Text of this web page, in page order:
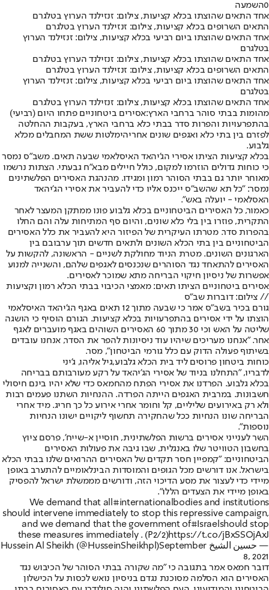
0השמעה
אחד התאים שהוצתו בכלא קציעות, צילום: זנזילנד הערוץ בטלגרם
התאים השרופים בכלא קציעות, צילום: זנזילנד הערוץ בטלגרם
אחד התאים שהוצתו ביום רביעי בכלא קציעות, צילום: זנזילנד הערוץ
בטלגרם
אחד התאים שהוצתו בכלא קציעות, צילום: זנזילנד הערוץ בטלגרם
התאים השרופים בכלא קציעות, צילום: זנזילנד הערוץ בטלגרם
אחד התאים שהוצתו ביום רביעי בכלא קציעות, צילום: זנזילנד הערוץ
בטלגרם
אחד התאים שהוצתו בכלא קציעות, צילום: זנזילנד הערוץ בטלגרם
מהומות בבתי סוהר ברחבי הארץ:אסירים ביטחוניים פתחו היום (רביעי)
בהתפרעויות והפרות סדר בבתי כלא ברחבי הארץ, בעקבות ההחלטה
לפזרם בין בתי כלא ואגפים שונים אחריהימלטות ששת המחבלים מכלא
גלבוע.
בכלא קציעות הציתו אסירי הג'יהאד האיסלאמי שבעה תאים. משב"ס נמסר
כי כוחות גדולים הוזרמו למקום, כולל חיילים מבא"ח גבעתי. הצתות נרשמו
מאוחר יותר גם בבתי הסוהר רמון ומגידו. מהנהגת האסירים הפלשתינים
נמסר: "כל תא שהשב"ס ייכנס אליו כדי להעביר את אסירי הג'יהאד
האסלאמי - יועלה באש".
כאמור, כל האסירים הביטחוניים בכלא גלבוע פונו ממתקן המעצר לאחר
התקרית, פוזרו בין בלי כלא שונים, והיום סף המתיחות עלה והם החלו
בהפרות סדר. מטרתו העיקרית של הפיזור היא להעביר את כלל האסירים
הביטחוניים בין בתי הכלא השונים ולתאים חדשים תוך ערבובם בין
הארגונים השונים. מטרת הניוד מחולקת לשניים - הראשונה, להקשות על
האסירים להתאחד נגד הסוהרים שנכנסים לאגפים שלהם, והשנייה למנוע
אפשרות של ניסיון חיקוי הבריחה מתא שמוכר לאסירים.
אסירים ביטחוניים הציתו תאים: מאמצי הכיבוי בבתי הכלא רמון וקציעות
// צילום: דוברות שב"ס
גורם בכיר בשב"ס אמר כי שבעה מתוך 12 תאים באגף הג'יהאד האיסלאמי
הוצתו על ידי אסירים בהתפרעויות בכלא קציעות. הגורם הוסיף כי הושגה
שליטה על האש וכי 30 מתוך 60 האסירים השוהים באגף מועברים לאגף
אחר. "אנחנו מעריכים שיהיו עוד ניסיונות להפר את הסדר, אנחנו עובדים
בשיתוף פעולה הדוק עם כלל גורמי הביטחון", מסר.
כוחות ביטחון פרוסים ליד בית הכלא גלבוע,גיל אליהו, ג'יני
לדבריו, "התחלנו בניוד של אסירי הג'יהאד על רקע מעורבותם בבריחה
בכלא גלבוע. הפרדנו את אסירי הפתח מהחמאס כדי שלא יהיו בינם חיסולי
חשבונות. במרבית האגפים הייתה הפרדה. ההנחיות השתנו פעמים רבות
ולא רק באירועים שליליים, קל וחומר אחרי אירוע כל כך חריג. מיד אחרי
הבריחה שונו הנחיות ככל שהחקירה תחשוף ליקויים ישונו הנחיות
נוספות".
השר לענייני אסירים ברשות הפלשתינית, חוסיין א-שייח', פרסם ציוץ
בחשבון הטוויטר שלו באנגלית, שבו גיבה את פעולות האסירים
הביטחוניים: "קמפיין חסר תקדים של האסירים ההרואים שלנו בבתי הכלא
בישראל. אנו דורשים מכל הגופים והמוסדות הבינלאומיים להתערב באופן
מיידי כדי לעצור את מסע הדיכוי הזה, ודורשים מממשלת ישראל להפסיק
באופן מיידי את הצעדים הללו".
We demand that all #international bodies and institutions
should intervene immediately to stop this repressive campaign,
and we demand that the government of#Israel should stop
these measures immediately . (P2/2)https://t.co/jBxSSOjAxJ
— حسين الشيخ Hussein Al Sheikh (@HusseinSheikhpl) September
8, 2021
דובר חמאס אמר בתגובה כי "מה שקורה בבתי הסוהר של הכיבוש נגד
האסירים הוא הסלמה מסוכנת נגדם בניסיון נואש לכסות על הכישלון